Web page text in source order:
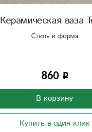
Керамическая ваза
Стиль и форма
860
В корзину
Купить в один клик